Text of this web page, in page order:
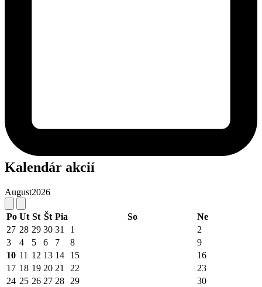
Kalendár akcií
August2026
Po Ut St Št Pia So
Ne
27 28 29 30 31 1
2
3
4 5 6 7 8
9
10 11 12 13 14 15
16
17 18 19 20 21 22
23
24 25 26 27 28 29 30